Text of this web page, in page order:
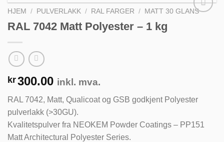
HJEM / PULVERLAKK / RAL FARGER / MATT 30 GLANS
RAL 7042 Matt Polyester – 1 kg
kr300.00 inkl. mva.
RAL 7042, Matt, Qualicoat og GSB godkjent Polyester
pulverlakk (>30GU).
Kvalitetspulver fra NEOKEM Powder Coatings – PP151
Matt Architectural Polyester Series.